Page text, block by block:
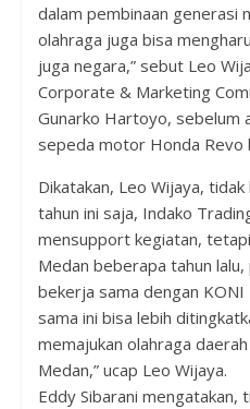
dalam pembinaan generasi
olahraga juga bisa
juga negara,” sebut Leo
Corporate & Marketing
Gunarko Hartoyo, sebelum
sepeda motor Honda Revo
Dikatakan, Leo Wijaya,
tahun ini saja, Indako
mensupport kegiatan,
Medan beberapa tahun lalu,
bekerja sama dengan KONI
sama ini bisa lebih
memajukan olahraga
Medan,” ucap Leo Wijaya.
Eddy Sibarani